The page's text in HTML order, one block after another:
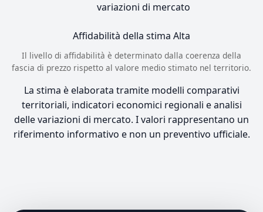
variazioni di mercato
Affidabilità della stima Alta
Il livello di affidabilità è determinato dalla coerenza della
fascia di prezzo rispetto al valore medio stimato nel territorio.
La stima è elaborata tramite modelli comparativi
territoriali, indicatori economici regionali e analisi
delle variazioni di mercato. I valori rappresentano un
riferimento informativo e non un preventivo ufficiale.